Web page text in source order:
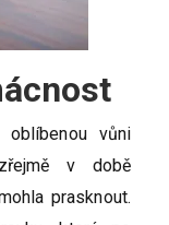
vůni
v době
prasknout.